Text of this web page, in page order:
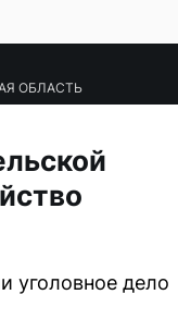
ОБЛАСТЬ
уголовное дело